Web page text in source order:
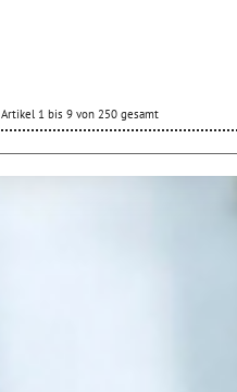
Artikel 1 bis 9 von 250 gesamt